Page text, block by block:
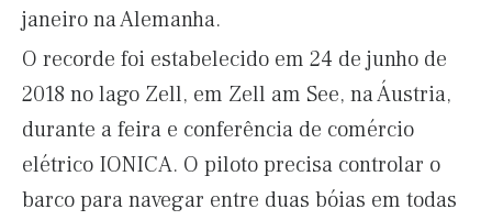
janeiro na Alemanha.
O recorde foi estabelecido em 24 de junho de
2018 no lago Zell, em Zell am See, na Áustria,
durante a feira e conferência de comércio
elétrico IONICA. O piloto precisa controlar o
barco para navegar entre duas bóias em todas